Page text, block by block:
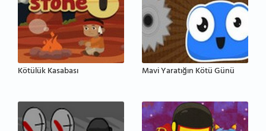
Kötülük Kasabası Mavi Yaratığın Kötü Günü